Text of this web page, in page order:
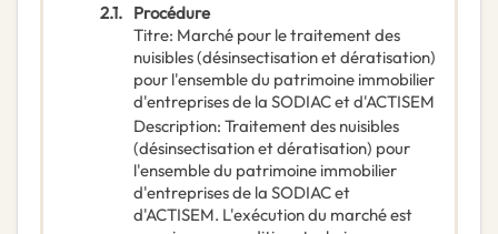
2.1. Procédure
Titre: Marché pour le traitement des
nuisibles (désinsectisation et dératisation)
pour l'ensemble du patrimoine immobilier
d'entreprises de la SODIAC et d'ACTISEM
Description: Traitement des nuisibles
(désinsectisation et dératisation) pour
l'ensemble du patrimoine immobilier
d'entreprises de la SODIAC et
d'ACTISEM. L'exécution du marché est